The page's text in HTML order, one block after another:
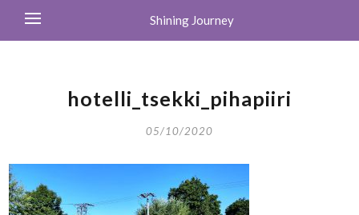
Shining Journey
hotelli_tsekki_pihapiiri
05/10/2020